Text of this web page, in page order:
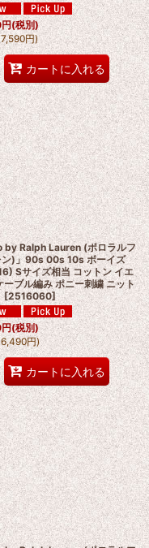
円(税別)
7,590円)
カートに入れる
by Ralph Lauren (ポロラルフ
ン)」90s 00s 10s ボーイズ
Sサイズ相当 コットン イエ
ーブル編み ポニー刺繍 ニット
[2516060]
円(税別)
6,490円)
カートに入れる